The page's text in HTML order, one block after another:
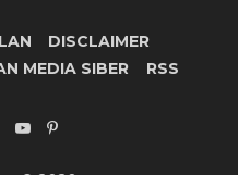
DISCLAIMER
MEDIA SIBER
RSS